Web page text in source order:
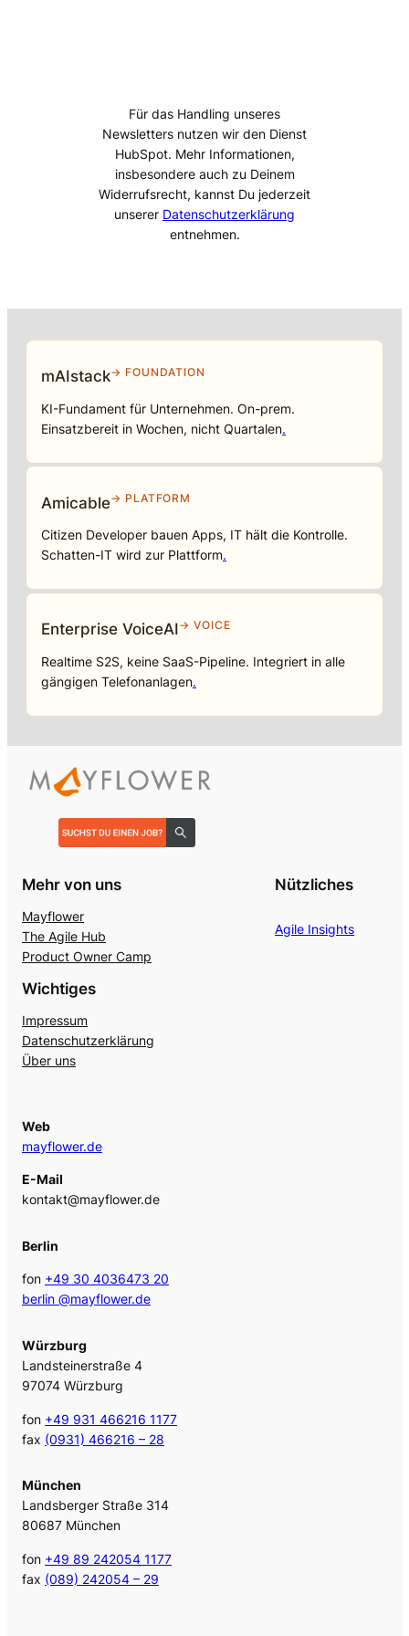
Für das Handling unseres
Newsletters nutzen wir den Dienst
HubSpot. Mehr Informationen,
insbesondere auch zu Deinem
Widerrufsrecht, kannst Du jederzeit
unserer Datenschutzerklärung
entnehmen.
mAIstack→ FOUNDATION
KI-Fundament für Unternehmen. On-prem.
Einsatzbereit in Wochen, nicht Quartalen.
Amicable→ PLATFORM
Citizen Developer bauen Apps, IT hält die Kontrolle.
Schatten-IT wird zur Plattform.
Enterprise VoiceAI→ VOICE
Realtime S2S, keine SaaS-Pipeline. Integriert in alle
gängigen Telefonanlagen.
Mehr von uns
Mayflower
The Agile Hub
Product Owner Camp
Nützliches
Agile Insights
Wichtiges
Impressum
Datenschutzerklärung
Über uns
Web
mayflower.de
E-Mail
kontakt@mayflower.de
Berlin
fon +49 30 4036473 20
berlin @mayflower.de
Würzburg
Landsteinerstraße 4
97074 Würzburg
fon +49 931 466216 1177
fax (0931) 466216 – 28
München
Landsberger Straße 314
80687 München
fon +49 89 242054 1177
fax (089) 242054 – 29